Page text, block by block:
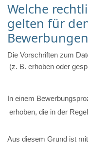
Welche
gelten für
Die Vorschriften zum
(z. B. erhoben oder
In einem
erhoben, die in der
Aus diesem Grund ist